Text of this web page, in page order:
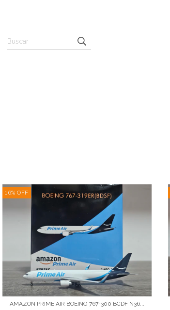
16% OFF
AMAZON PRIME AIR BOEING 767-300 BCDF N36...